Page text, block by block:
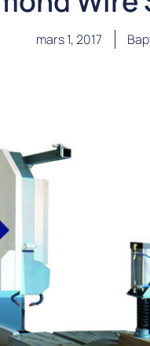
mars 1, 2017